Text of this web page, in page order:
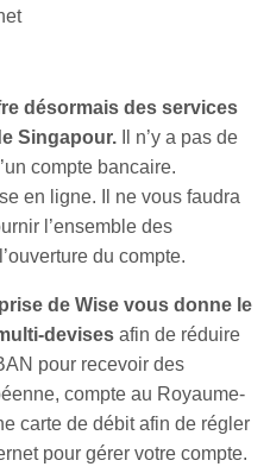
désormais des services
Singapour. Il n’y a pas de
compte bancaire.
en ligne. Il ne vous faudra
l’ensemble des
du compte.
de Wise vous donne le
devises afin de réduire
pour recevoir des
compte au Royaume-
carte de débit afin de régler
pour gérer votre compte.